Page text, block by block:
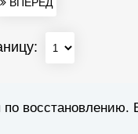
восстановлению.